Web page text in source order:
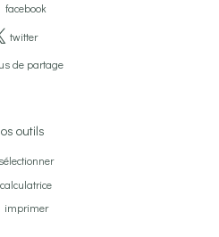
facebook
twitter
de partage
outils
sélectionner
calculatrice
imprimer